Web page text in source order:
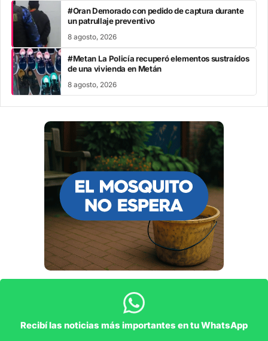
#Oran Demorado con pedido de captura durante
un patrullaje preventivo
8 agosto, 2026
#Metan La Policía recuperó elementos sustraídos
de una vivienda en Metán
8 agosto, 2026
Recibí las noticias más importantes en tu WhatsApp